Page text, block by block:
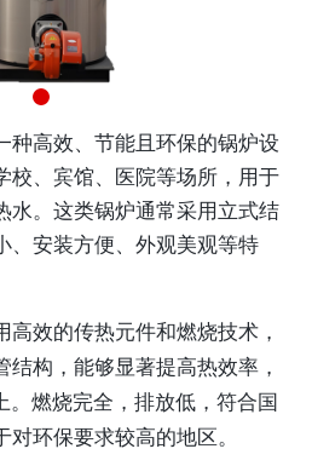
种高效、节能且环保的锅炉设
校、宾馆、医院等场所，用于
水。这类锅炉通常采用立式结
、安装方便、外观美观等特
高效的传热元件和燃烧技术，
构，能够显著提高热效率，
。燃烧完全，排放低，符合国
环保要求较高的地区。